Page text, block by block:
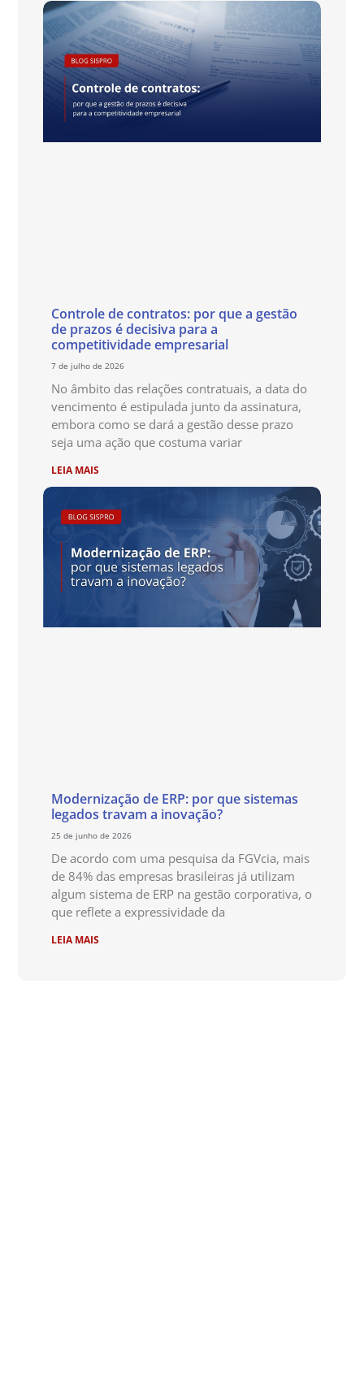
Controle de contratos: por que a gestão
de prazos é decisiva para a
competitividade empresarial
7 de julho de 2026
No âmbito das relações contratuais, a data do
vencimento é estipulada junto da assinatura,
embora como se dará a gestão desse prazo
seja uma ação que costuma variar
LEIA MAIS
Modernização de ERP: por que sistemas
legados travam a inovação?
25 de junho de 2026
De acordo com uma pesquisa da FGVcia, mais
de 84% das empresas brasileiras já utilizam
algum sistema de ERP na gestão corporativa, o
que reflete a expressividade da
LEIA MAIS